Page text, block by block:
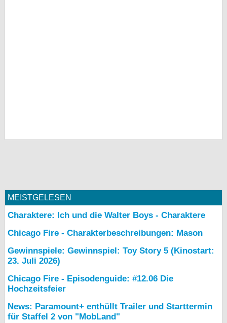
MEISTGELESEN
Charaktere: Ich und die Walter Boys - Charaktere
Chicago Fire - Charakterbeschreibungen: Mason
Gewinnspiele: Gewinnspiel: Toy Story 5 (Kinostart:
23. Juli 2026)
Chicago Fire - Episodenguide: #12.06 Die
Hochzeitsfeier
News: Paramount+ enthüllt Trailer und Starttermin
für Staffel 2 von "MobLand"